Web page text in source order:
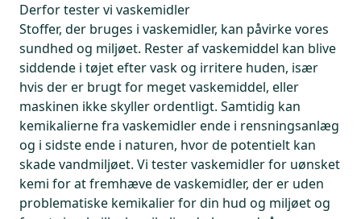
Derfor tester vi vaskemidler
Stoffer, der bruges i vaskemidler, kan påvirke vores
sundhed og miljøet. Rester af vaskemiddel kan blive
siddende i tøjet efter vask og irritere huden, især
hvis der er brugt for meget vaskemiddel, eller
maskinen ikke skyller ordentligt. Samtidig kan
kemikalierne fra vaskemidler ende i rensningsanlæg
og i sidste ende i naturen, hvor de potentielt kan
skade vandmiljøet. Vi tester vaskemidler for uønsket
kemi for at fremhæve de vaskemidler, der er uden
problematiske kemikalier for din hud og miljøet og